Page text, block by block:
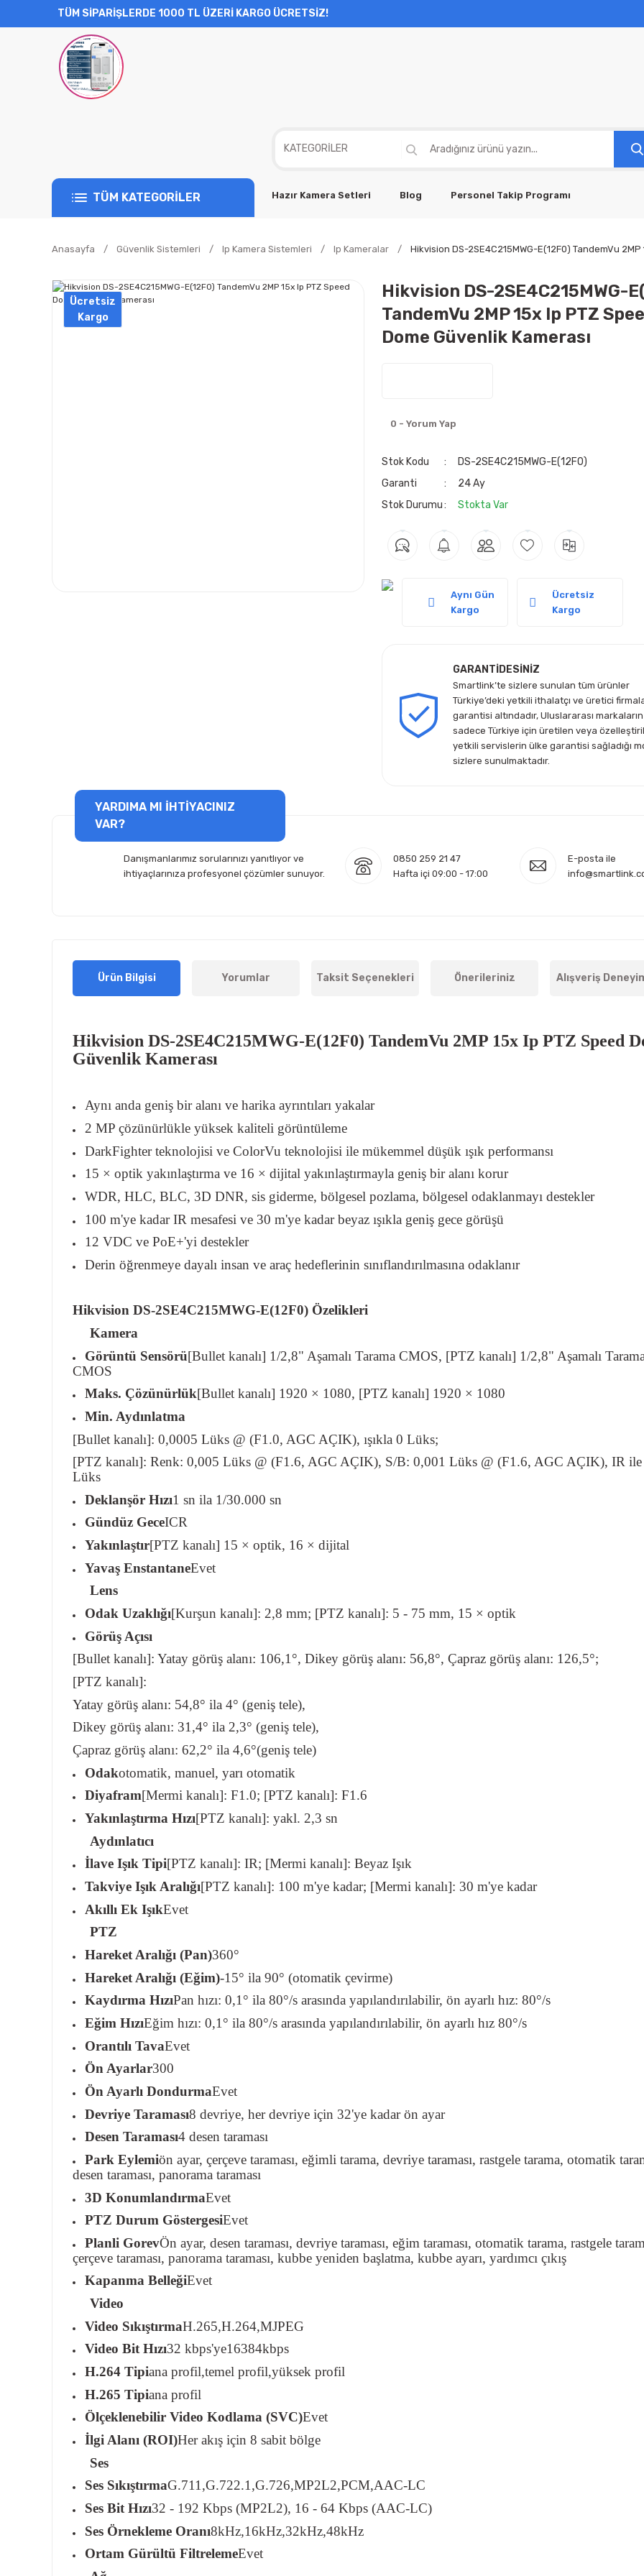
TÜM SİPARİŞLERDE 1000 TL ÜZERİ KARGO ÜCRETSİZ!
TÜM KATEGORİLER Hazır Kamera Setleri Blog Personel Takip Programı
Anasayfa Güvenlik Sistemleri Ip Kamera Sistemleri Ip Kameralar Hikvision DS-2SE4C215MWG-E(12F0) TandemVu
Ücretsiz
Kargo
Hikvision DS-2SE4C215MWG-
TandemVu 2MP 15x Ip PTZ
Dome Güvenlik Kamerası
0 - Yorum Yap
Stok Kodu
DS-2SE4C215MWG-E(12F0)
Garanti
24 Ay
Stok Durumu
Stokta Var
Aynı Gün
Kargo
Ücretsiz
Kargo
GARANTİDESİNİZ
Smartlink’te sizlere sunulan tüm ürünler
Türkiye’deki yetkili ithalatçı ve üretici
garantisi altındadır, Uluslararası markaların
sadece Türkiye için üretilen veya
yetkili servislerin ülke garantisi sağladığı
sizlere sunulmaktadır.
YARDIMA MI İHTİYACINIZ
VAR?
Danışmanlarımız sorularınızı yanıtlıyor ve
ihtiyaçlarınıza profesyonel çözümler sunuyor.
0850 259 21 47
Hafta içi 09:00 - 17:00
E-posta ile
Ürün Bilgisi Yorumlar Taksit Seçenekleri Önerileriniz Alışveriş
Hikvision DS-2SE4C215MWG-E(12F0) TandemVu 2MP 15x Ip PTZ Speed
Güvenlik Kamerası
Aynı anda geniş bir alanı ve harika ayrıntıları yakalar
2 MP çözünürlükle yüksek kaliteli görüntüleme
DarkFighter teknolojisi ve ColorVu teknolojisi ile mükemmel düşük ışık performansı
15 × optik yakınlaştırma ve 16 × dijital yakınlaştırmayla geniş bir alanı korur
WDR, HLC, BLC, 3D DNR, sis giderme, bölgesel pozlama, bölgesel odaklanmayı destekler
100 m'ye kadar IR mesafesi ve 30 m'ye kadar beyaz ışıkla geniş gece görüşü
12 VDC ve PoE+'yi destekler
Derin öğrenmeye dayalı insan ve araç hedeflerinin sınıflandırılmasına odaklanır
Hikvision DS-2SE4C215MWG-E(12F0) Özelikleri
Kamera
Görüntü Sensörü[Bullet kanalı] 1/2,8" Aşamalı Tarama CMOS, [PTZ kanalı] 1/2,8" Aşamalı
CMOS
Maks. Çözünürlük[Bullet kanalı] 1920 × 1080, [PTZ kanalı] 1920 × 1080
Min. Aydınlatma
[Bullet kanalı]: 0,0005 Lüks @ (F1.0, AGC AÇIK), ışıkla 0 Lüks;
[PTZ kanalı]: Renk: 0,005 Lüks @ (F1.6, AGC AÇIK), S/B: 0,001 Lüks @ (F1.6, AGC AÇIK), IR
Lüks
Deklanşör Hızı1 sn ila 1/30.000 sn
Gündüz GeceICR
Yakınlaştır[PTZ kanalı] 15 × optik, 16 × dijital
Yavaş EnstantaneEvet
Lens
Odak Uzaklığı[Kurşun kanalı]: 2,8 mm; [PTZ kanalı]: 5 - 75 mm, 15 × optik
Görüş Açısı
[Bullet kanalı]: Yatay görüş alanı: 106,1°, Dikey görüş alanı: 56,8°, Çapraz görüş alanı: 126,5°;
[PTZ kanalı]:
Yatay görüş alanı: 54,8° ila 4° (geniş tele),
Dikey görüş alanı: 31,4° ila 2,3° (geniş tele),
Çapraz görüş alanı: 62,2° ila 4,6°(geniş tele)
Odakotomatik, manuel, yarı otomatik
Diyafram[Mermi kanalı]: F1.0; [PTZ kanalı]: F1.6
Yakınlaştırma Hızı[PTZ kanalı]: yakl. 2,3 sn
Aydınlatıcı
İlave Işık Tipi[PTZ kanalı]: IR; [Mermi kanalı]: Beyaz Işık
Takviye Işık Aralığı[PTZ kanalı]: 100 m'ye kadar; [Mermi kanalı]: 30 m'ye kadar
Akıllı Ek IşıkEvet
PTZ
Hareket Aralığı (Pan)360°
Hareket Aralığı (Eğim)-15° ila 90° (otomatik çevirme)
Kaydırma HızıPan hızı: 0,1° ila 80°/s arasında yapılandırılabilir, ön ayarlı hız: 80°/s
Eğim HızıEğim hızı: 0,1° ila 80°/s arasında yapılandırılabilir, ön ayarlı hız 80°/s
Orantılı TavaEvet
Ön Ayarlar300
Ön Ayarlı DondurmaEvet
Devriye Taraması8 devriye, her devriye için 32'ye kadar ön ayar
Desen Taraması4 desen taraması
Park Eylemiön ayar, çerçeve taraması, eğimli tarama, devriye taraması, rastgele tarama, otomatik
desen taraması, panorama taraması
3D KonumlandırmaEvet
PTZ Durum GöstergesiEvet
Planli GorevÖn ayar, desen taraması, devriye taraması, eğim taraması, otomatik tarama, rastgele
çerçeve taraması, panorama taraması, kubbe yeniden başlatma, kubbe ayarı, yardımcı çıkış
Kapanma BelleğiEvet
Video
Video SıkıştırmaH.265,H.264,MJPEG
Video Bit Hızı32 kbps'ye16384kbps
H.264 Tipiana profil,temel profil,yüksek profil
H.265 Tipiana profil
Ölçeklenebilir Video Kodlama (SVC)Evet
İlgi Alanı (ROI)Her akış için 8 sabit bölge
Ses
Ses SıkıştırmaG.711,G.722.1,G.726,MP2L2,PCM,AAC-LC
Ses Bit Hızı32 - 192 Kbps (MP2L2), 16 - 64 Kbps (AAC-LC)
Ses Örnekleme Oranı8kHz,16kHz,32kHz,48kHz
Ortam Gürültü FiltrelemeEvet